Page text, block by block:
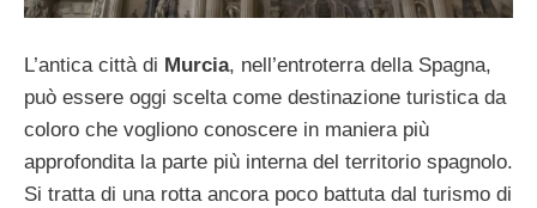
L’antica città di Murcia, nell’entroterra della Spagna,
può essere oggi scelta come destinazione turistica da
coloro che vogliono conoscere in maniera più
approfondita la parte più interna del territorio spagnolo.
Si tratta di una rotta ancora poco battuta dal turismo di